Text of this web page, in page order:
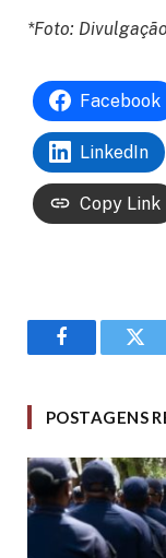
*Foto: Divulgação
Facebook
LinkedIn
Copy Link
Facebook
POSTAGENS